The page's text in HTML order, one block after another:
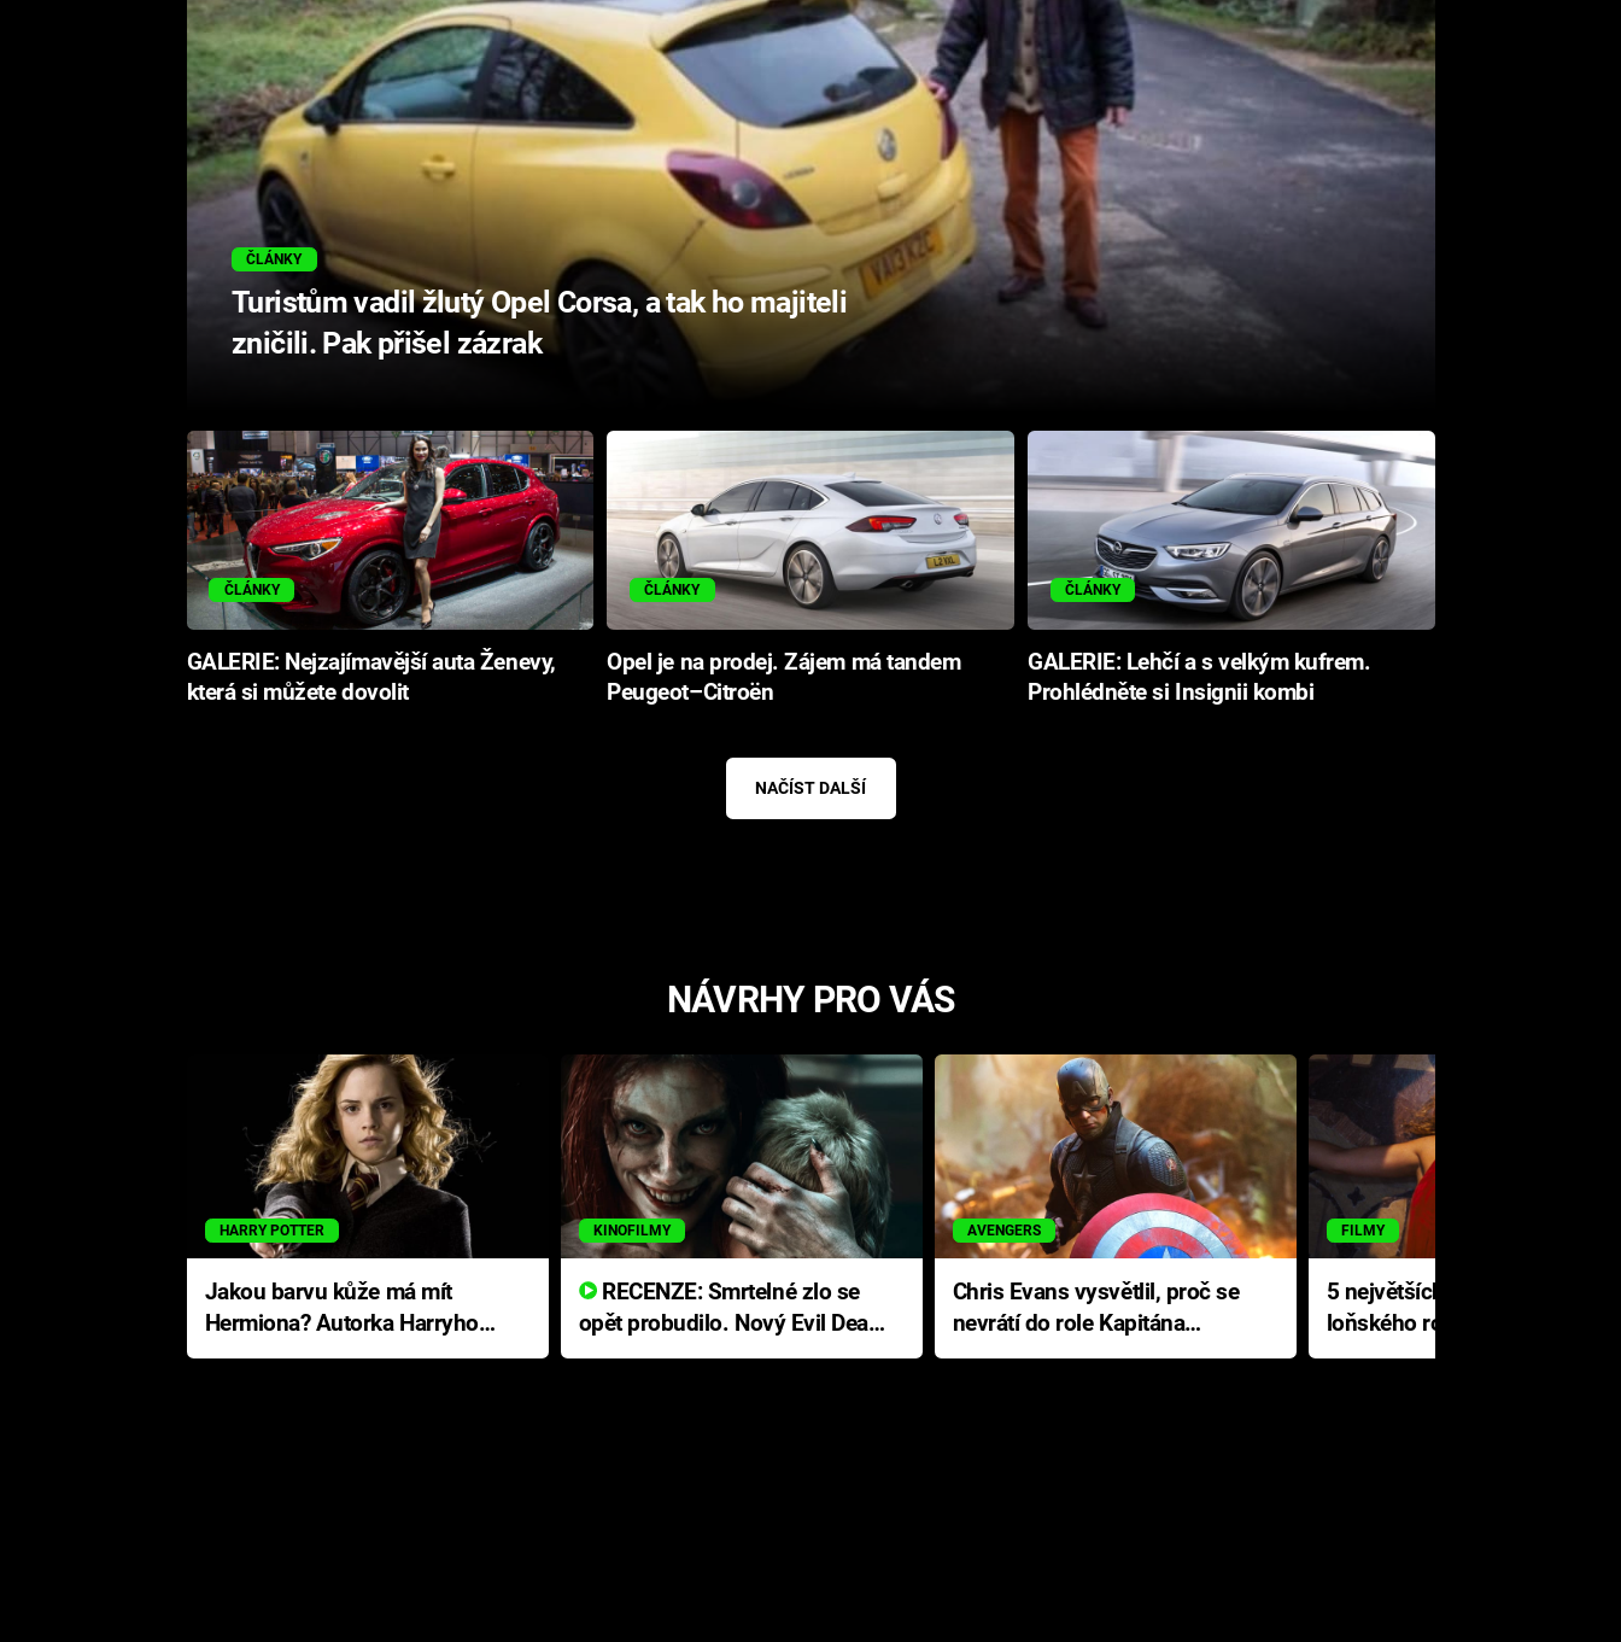
ČLÁNKY
Turistům vadil žlutý Opel Corsa, a tak ho majiteli
zničili. Pak přišel zázrak
ČLÁNKY
GALERIE: Nejzajímavější auta Ženevy,
která si můžete dovolit
ČLÁNKY
Opel je na prodej. Zájem má tandem
Peugeot–Citroën
ČLÁNKY
GALERIE: Lehčí a s velkým kufrem.
Prohlédněte si Insignii kombi
NAČÍST DALŠÍ
NÁVRHY PRO VÁS
HARRY POTTER
Jakou barvu kůže má mít
Hermiona? Autorka Harryho
Pottera přišla s ráznou
KINOFILMY
RECENZE: Smrtelné zlo se
opět probudilo. Nový Evil Dead
přichází s neodolatelnou
AVENGERS
Chris Evans vysvětlil, proč se
nevrátí do role Kapitána
Ameriky
FILMY
5 největších propadáků
loňského roku: Disney na
jediné katastrofě prodělal 200